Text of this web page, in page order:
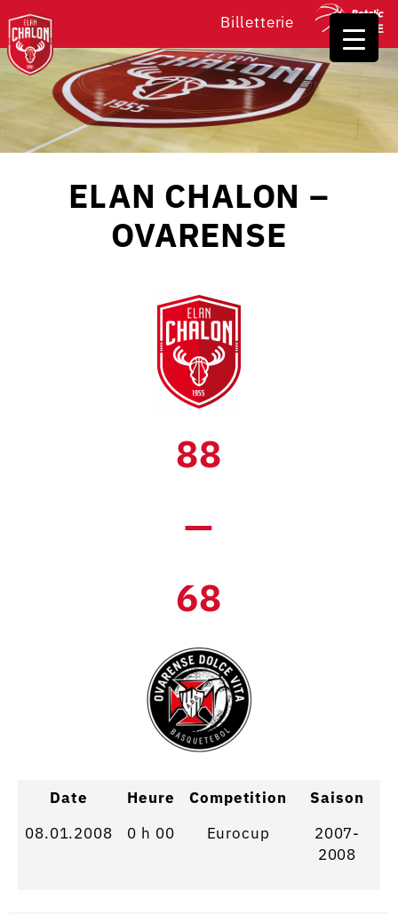
Billetterie
ELAN CHALON –
OVARENSE
88
—
68
Date Heure Competition
Saison
08.01.2008
0 h 00 Eurocup
2007-
2008